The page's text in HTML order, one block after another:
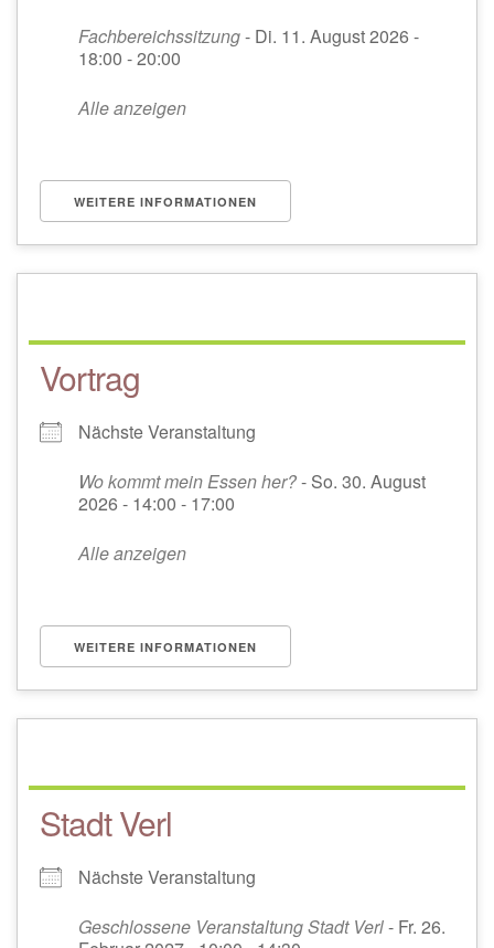
Fachbereichssitzung- Di. 11. August 2026 -
18:00 - 20:00
Alle anzeigen
WEITERE INFORMATIONEN
Vortrag
Nächste Veranstaltung
Wo kommt mein Essen her?- So. 30. August
2026 - 14:00 - 17:00
Alle anzeigen
WEITERE INFORMATIONEN
Stadt Verl
Nächste Veranstaltung
Geschlossene Veranstaltung Stadt Verl- Fr. 26.